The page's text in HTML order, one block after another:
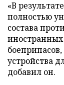
«В
полностью
состава
иностранных
устройства
добавил он.